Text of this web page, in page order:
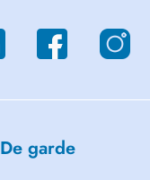
De garde